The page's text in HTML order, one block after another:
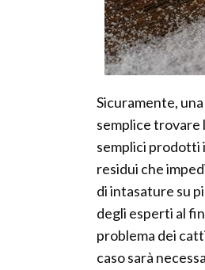
Sicuramente,
semplice trovare
semplici prodotti
residui che
di intasature su
degli esperti al
problema dei
caso sarà